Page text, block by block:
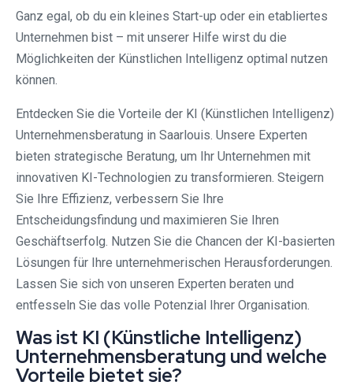
Ganz egal, ob du ein kleines Start-up oder ein etabliertes
Unternehmen bist – mit unserer Hilfe wirst du die
Möglichkeiten der Künstlichen Intelligenz optimal nutzen
können.
Entdecken Sie die Vorteile der KI (Künstlichen Intelligenz)
Unternehmensberatung in Saarlouis. Unsere Experten
bieten strategische Beratung, um Ihr Unternehmen mit
innovativen KI-Technologien zu transformieren. Steigern
Sie Ihre Effizienz, verbessern Sie Ihre
Entscheidungsfindung und maximieren Sie Ihren
Geschäftserfolg. Nutzen Sie die Chancen der KI-basierten
Lösungen für Ihre unternehmerischen Herausforderungen.
Lassen Sie sich von unseren Experten beraten und
entfesseln Sie das volle Potenzial Ihrer Organisation.
Was ist KI (Künstliche Intelligenz)
Unternehmensberatung und welche
Vorteile bietet sie?